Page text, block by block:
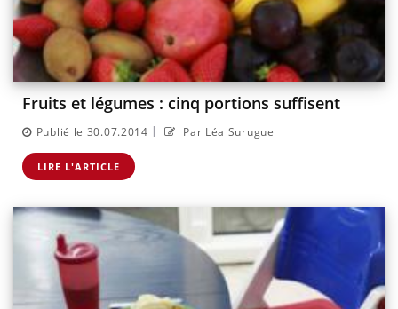
Fruits et légumes : cinq portions suffisent
Publié le 30.07.2014 | Par Léa Surugue
LIRE L'ARTICLE